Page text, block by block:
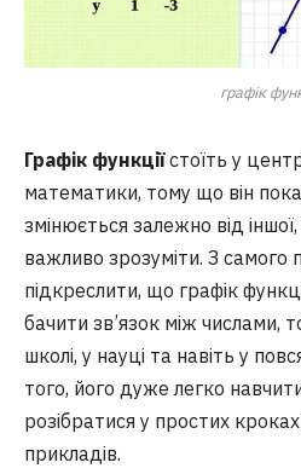
графік
Графік функціїстоїть у
математики, тому що він
змінюється залежно від
важливо зрозуміти. З самого
підкреслити, що графік
бачити зв’язок між числами,
школі, у науці та навіть у
того, його дуже легко
розібратися у простих кроках
прикладів.